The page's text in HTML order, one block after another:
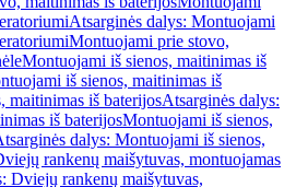
Atsarginės dalys: Montuojami
Montuojami prie stovo,
Montuojami iš sienos, maitinimas iš
iš sienos, maitinimas iš
maitinimas iš baterijosAtsarginės dalys:
iš baterijosMontuojami iš sienos,
dalys: Montuojami iš sienos,
rankenų maišytuvas, montuojamas
Dviejų rankenų maišytuvas,